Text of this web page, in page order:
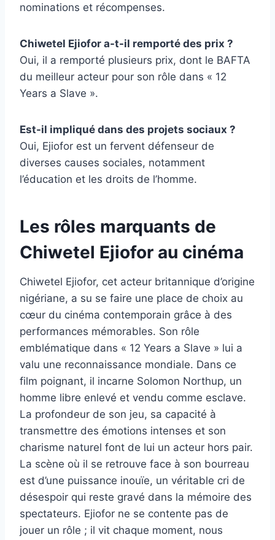
nominations et récompenses.
Chiwetel Ejiofor a-t-il remporté des prix ?
Oui, il a remporté plusieurs prix, dont le BAFTA
du meilleur acteur pour son rôle dans « 12
Years a Slave ».
Est-il impliqué dans des projets sociaux ?
Oui, Ejiofor est un fervent défenseur de
diverses causes sociales, notamment
l’éducation et les droits de l’homme.
Les rôles marquants de
Chiwetel Ejiofor au cinéma
Chiwetel Ejiofor, cet acteur britannique d’origine
nigériane, a su se faire une place de choix au
cœur du cinéma contemporain grâce à des
performances mémorables. Son rôle
emblématique dans « 12 Years a Slave » lui a
valu une reconnaissance mondiale. Dans ce
film poignant, il incarne Solomon Northup, un
homme libre enlevé et vendu comme esclave.
La profondeur de son jeu, sa capacité à
transmettre des émotions intenses et son
charisme naturel font de lui un acteur hors pair.
La scène où il se retrouve face à son bourreau
est d’une puissance inouïe, un véritable cri de
désespoir qui reste gravé dans la mémoire des
spectateurs. Ejiofor ne se contente pas de
jouer un rôle ; il vit chaque moment, nous